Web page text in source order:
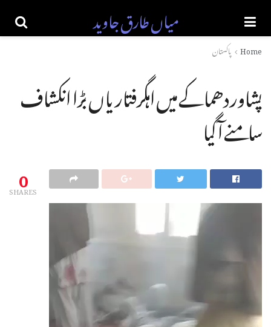
میاں طارق جاوید
Home پاکستان
پشاور دھماکے میں اہگرفتاریاں بڑا انکشاف
سامنے آگیا
0
SHARES